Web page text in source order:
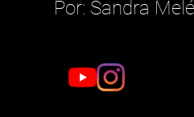
Por: Sandra